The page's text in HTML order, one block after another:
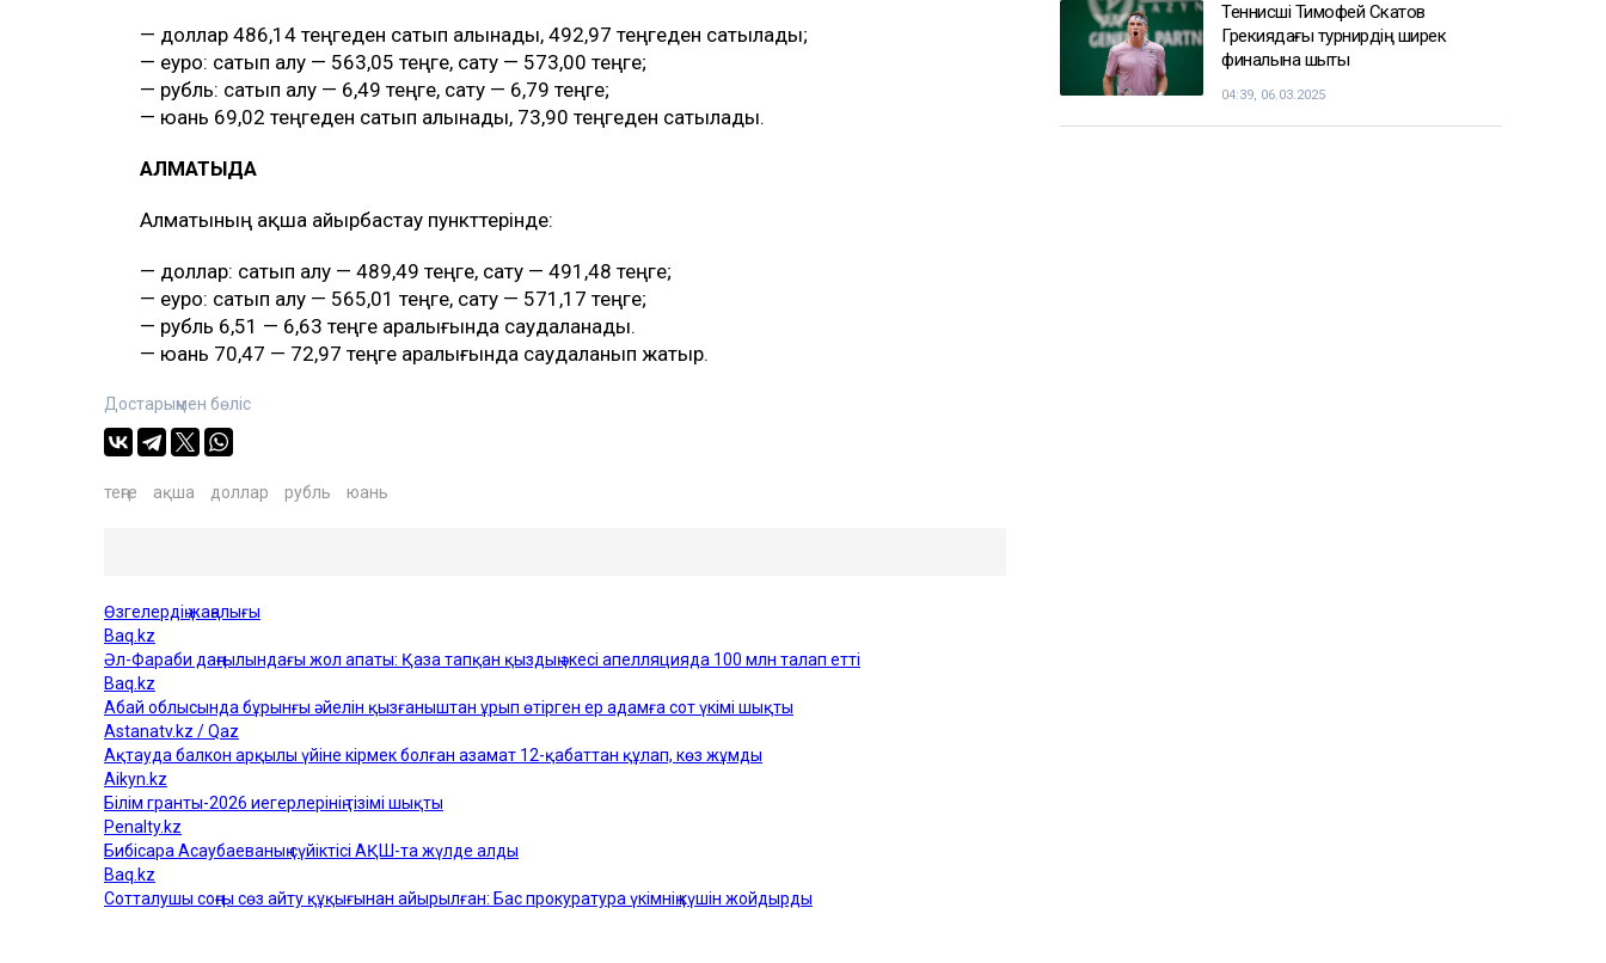
— доллар 486,14 теңгеден сатып алынады, 492,97 теңгеден сатылады;
— еуро: сатып алу — 563,05 теңге, сату — 573,00 теңге;
— рубль: сатып алу — 6,49 теңге, сату — 6,79 теңге;
— юань 69,02 теңгеден сатып алынады, 73,90 теңгеден сатылады.
АЛМАТЫДА
Алматының ақша айырбастау пункттерінде:
— доллар: сатып алу — 489,49 теңге, сату — 491,48 теңге;
— еуро: сатып алу — 565,01 теңге, сату — 571,17 теңге;
— рубль 6,51 — 6,63 теңге аралығында саудаланады.
— юань 70,47 — 72,97 теңге аралығында саудаланып жатыр.
Достарыңмен бөліс
теңге ақша доллар рубль юань
Теннисші Тимофей Скатов
Грекиядағы турнирдің ширек
финалына шықты
04:39, 06.03.2025